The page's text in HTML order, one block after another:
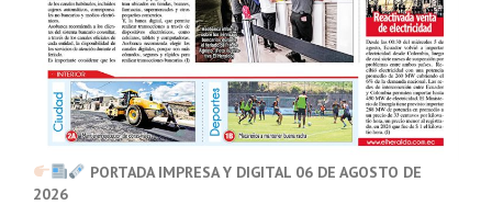
PORTADA IMPRESA Y DIGITAL 06 DE AGOSTO DE
2026